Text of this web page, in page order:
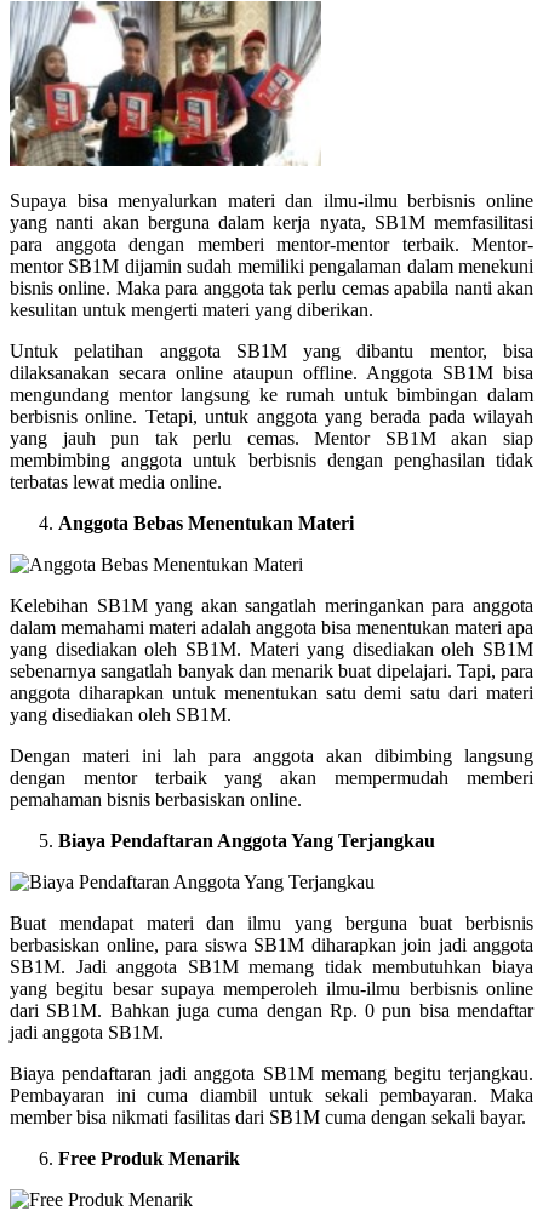
Supaya bisa menyalurkan materi dan ilmu-ilmu berbisnis online
yang nanti akan berguna dalam kerja nyata, SB1M memfasilitasi
para anggota dengan memberi mentor-mentor terbaik. Mentor-
mentor SB1M dijamin sudah memiliki pengalaman dalam menekuni
bisnis online. Maka para anggota tak perlu cemas apabila nanti akan
kesulitan untuk mengerti materi yang diberikan.
Untuk pelatihan anggota SB1M yang dibantu mentor, bisa
dilaksanakan secara online ataupun offline. Anggota SB1M bisa
mengundang mentor langsung ke rumah untuk bimbingan dalam
berbisnis online. Tetapi, untuk anggota yang berada pada wilayah
yang jauh pun tak perlu cemas. Mentor SB1M akan siap
membimbing anggota untuk berbisnis dengan penghasilan tidak
terbatas lewat media online.
Anggota Bebas Menentukan Materi
Kelebihan SB1M yang akan sangatlah meringankan para anggota
dalam memahami materi adalah anggota bisa menentukan materi apa
yang disediakan oleh SB1M. Materi yang disediakan oleh SB1M
sebenarnya sangatlah banyak dan menarik buat dipelajari. Tapi, para
anggota diharapkan untuk menentukan satu demi satu dari materi
yang disediakan oleh SB1M.
Dengan materi ini lah para anggota akan dibimbing langsung
dengan mentor terbaik yang akan mempermudah memberi
pemahaman bisnis berbasiskan online.
Biaya Pendaftaran Anggota Yang Terjangkau
Buat mendapat materi dan ilmu yang berguna buat berbisnis
berbasiskan online, para siswa SB1M diharapkan join jadi anggota
SB1M. Jadi anggota SB1M memang tidak membutuhkan biaya
yang begitu besar supaya memperoleh ilmu-ilmu berbisnis online
dari SB1M. Bahkan juga cuma dengan Rp. 0 pun bisa mendaftar
jadi anggota SB1M.
Biaya pendaftaran jadi anggota SB1M memang begitu terjangkau.
Pembayaran ini cuma diambil untuk sekali pembayaran. Maka
member bisa nikmati fasilitas dari SB1M cuma dengan sekali bayar.
Free Produk Menarik